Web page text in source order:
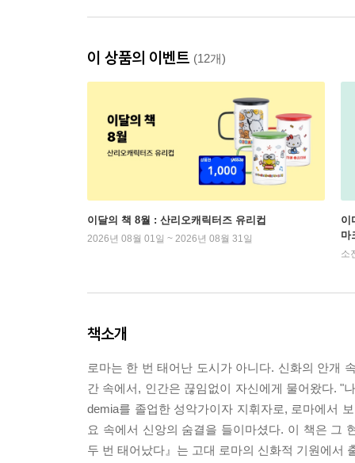
이 상품의 이벤트 (12개)
이달의 책 8월 : 산리오캐릭터즈 유리컵
2026년 08월 01일 ~ 2026년 08월 31일
이
마
소
책소개
로마는 한 번 태어난 도시가 아니다. 신화의 안개
간 속에서, 인간은 끊임없이 자신에게 물어왔다. "
demia를 졸업한 성악가이자 지휘자로, 로마에서
요 속에서 신앙의 숨결을 들이마셨다. 이 책은 그
두 번 태어났다』는 고대 로마의 신화적 기원에서